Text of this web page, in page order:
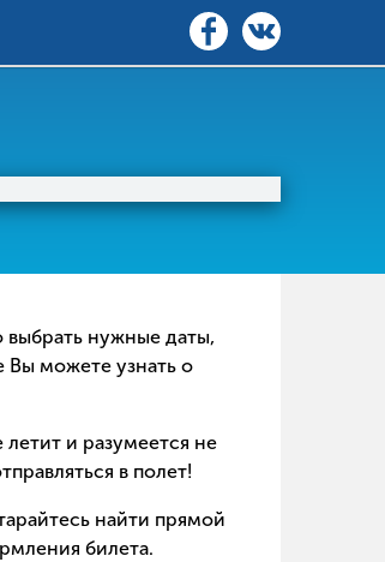
выбрать нужные даты,
Вы можете узнать о
и разумеется не
в полет!
найти прямой
билета.